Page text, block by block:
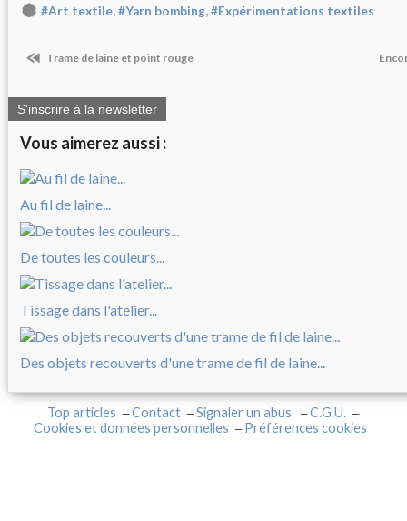
#Art textile,#Yarn bombing,#Expérimentations textiles
Trame de laine et point rouge
S'inscrire à la newsletter
Vous aimerez aussi :
Au fil de laine...
De toutes les couleurs...
Tissage dans l'atelier...
Des objets recouverts d'une trame de fil de laine...
Top articles Contact Signaler un abus
C.G.U.
Cookies et données personnelles
Préférences cookies